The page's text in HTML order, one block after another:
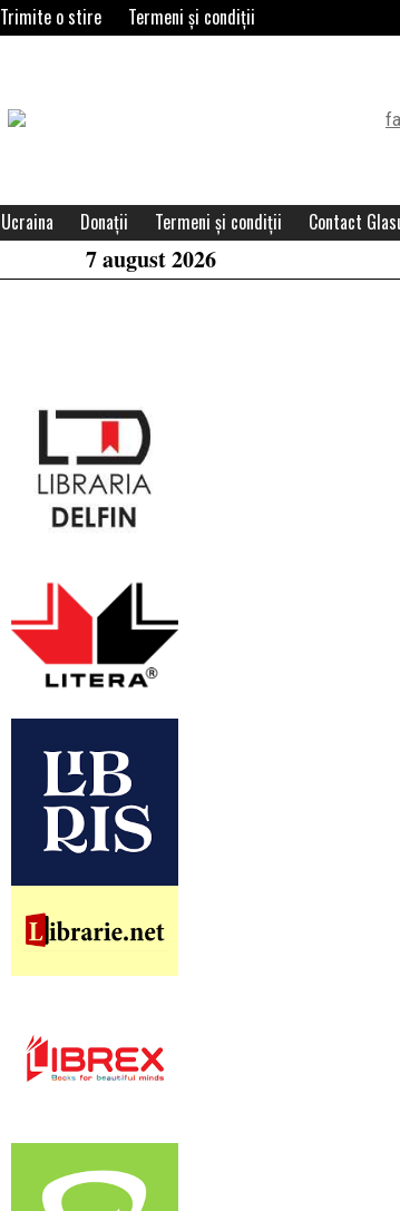
Trimite o stire Termeni și condiții
Header
Area
Ucraina Donații Termeni și condiții Contact
7 august 2026